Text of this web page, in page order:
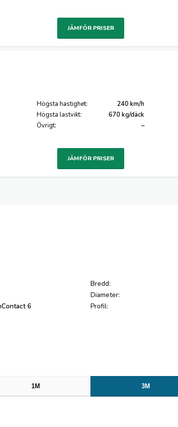
JÄMFÖR PRISER
Högsta hastighet:
240 km/h
Högsta lastvikt:
670 kg/däck
Övrigt:
–
JÄMFÖR PRISER
6
Bredd:
Diameter:
Profil:
1M 3M